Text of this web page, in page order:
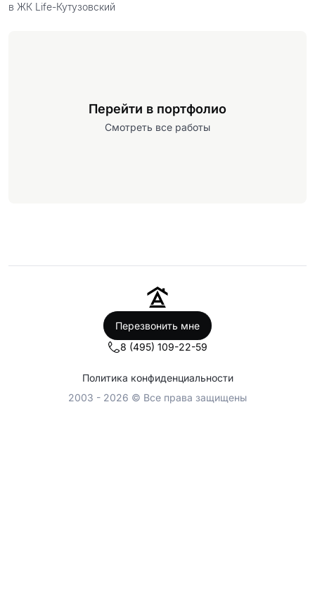
в ЖК Life-Кутузовский
Перейти в портфолио
Смотреть все работы
Перезвонить мне
8 (495) 109-22-59
Политика конфиденциальности
2003 - 2026 © Все права защищены